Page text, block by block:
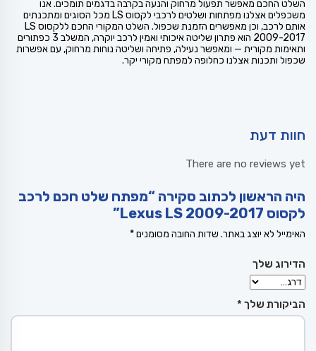
השלט החכם מאפשר תפעול מרחוק והנעה בקרבה בדגמים תומכים. אנו
משכפלים אצלנו מפתחות ושלטים לרכבי לקסוס LS מכל הסוגים ומתכנתים
אותם לרכב, וכן מאפשרים הזמנת שכפול. השלט המקורי החכם ללקסוס LS
2009-2017 הוא פתרון שליטה איכותי ואמין לרכב יוקרה, המשלב 3 כפתורים
ותאימות מקורית — ומאפשר נעילה, פתיחה ושליטה נוחות מרחוק, עם אפשרות
שכפול ותכנות אצלנו כחלופה למפתח מקורי יקר.
חוות דעת
There are no reviews yet
היה הראשון לכתוב סקירה “מפתח שלט חכם לרכב
לקסוס Lexus LS 2009-2017”
האימייל לא יוצג באתר. שדות החובה מסומנים*
הדירוג שלך
הביקורת שלך *